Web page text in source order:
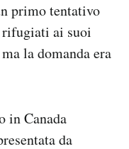
primo tentativo
rifugiati ai suoi
la domanda era
in Canada
da